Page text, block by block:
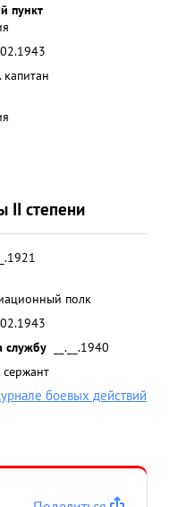
пункт
капитан
II степени
полк
службу
__.__.1940
сержант
боевых действий